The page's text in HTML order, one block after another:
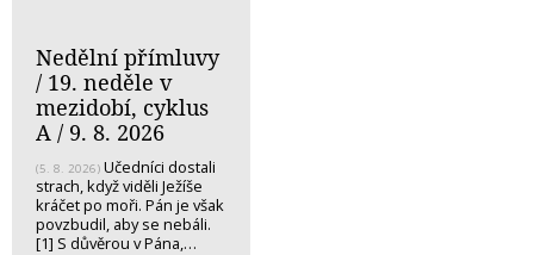
Nedělní přímluvy
/ 19. neděle v
mezidobí, cyklus
A / 9. 8. 2026
(5. 8. 2026) Učedníci dostali
strach, když viděli Ježíše
kráčet po moři. Pán je však
povzbudil, aby se nebáli.
[1] S důvěrou v Pána,…